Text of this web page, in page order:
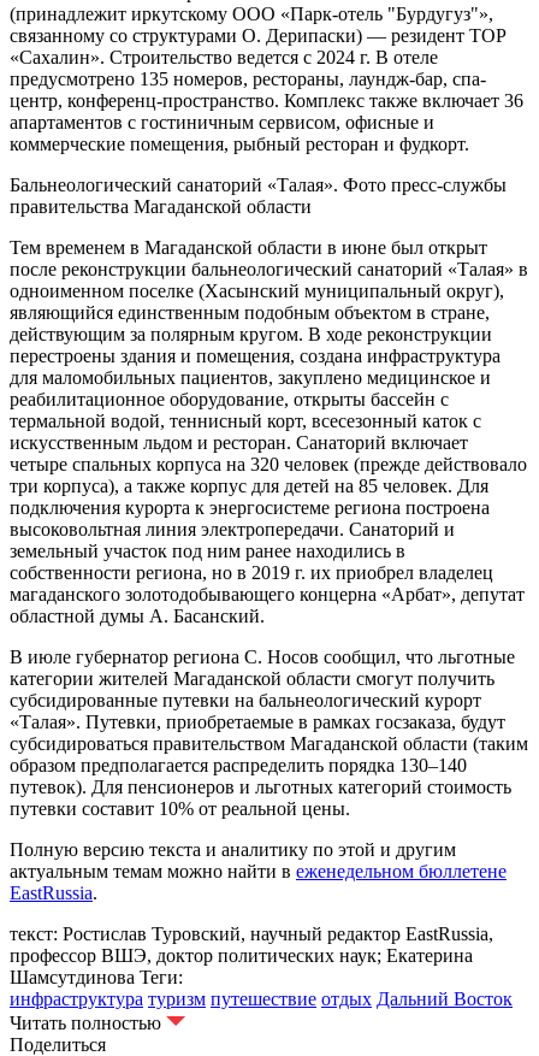
(принадлежит иркутскому ООО «Парк-отель "Бурдугуз"»,
связанному со структурами О. Дерипаски) — резидент ТОР
«Сахалин». Строительство ведется с 2024 г. В отеле
предусмотрено 135 номеров, рестораны, лаундж-бар, спа-
центр, конференц-пространство. Комплекс также включает 36
апартаментов с гостиничным сервисом, офисные и
коммерческие помещения, рыбный ресторан и фудкорт.
Бальнеологический санаторий «Талая». Фото пресс-службы
правительства Магаданской области
Тем временем в Магаданской области в июне был открыт
после реконструкции бальнеологический санаторий «Талая» в
одноименном поселке (Хасынский муниципальный округ),
являющийся единственным подобным объектом в стране,
действующим за полярным кругом. В ходе реконструкции
перестроены здания и помещения, создана инфраструктура
для маломобильных пациентов, закуплено медицинское и
реабилитационное оборудование, открыты бассейн с
термальной водой, теннисный корт, всесезонный каток с
искусственным льдом и ресторан. Санаторий включает
четыре спальных корпуса на 320 человек (прежде действовало
три корпуса), а также корпус для детей на 85 человек. Для
подключения курорта к энергосистеме региона построена
высоковольтная линия электропередачи. Санаторий и
земельный участок под ним ранее находились в
собственности региона, но в 2019 г. их приобрел владелец
магаданского золотодобывающего концерна «Арбат», депутат
областной думы А. Басанский.
В июле губернатор региона С. Носов сообщил, что льготные
категории жителей Магаданской области смогут получить
субсидированные путевки на бальнеологический курорт
«Талая». Путевки, приобретаемые в рамках госзаказа, будут
субсидироваться правительством Магаданской области (таким
образом предполагается распределить порядка 130–140
путевок). Для пенсионеров и льготных категорий стоимость
путевки составит 10% от реальной цены.
Полную версию текста и аналитику по этой и другим
актуальным темам можно найти в еженедельном бюллетене
EastRussia.
текст: Ростислав Туровский, научный редактор EastRussia,
профессор ВШЭ, доктор политических наук; Екатерина
Шамсутдинова Теги:
инфраструктура туризм путешествие отдых Дальний Восток
Читать полностью
Поделиться